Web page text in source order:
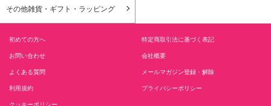
その他雑貨・ギフト・ラッピング
初めての方へ 特定商取引法に基づく表記
お問い合わせ 会社概要
よくある質問 メールマガジン登録・解除
利用規約 プライバシーポリシー
クッキーポリシー